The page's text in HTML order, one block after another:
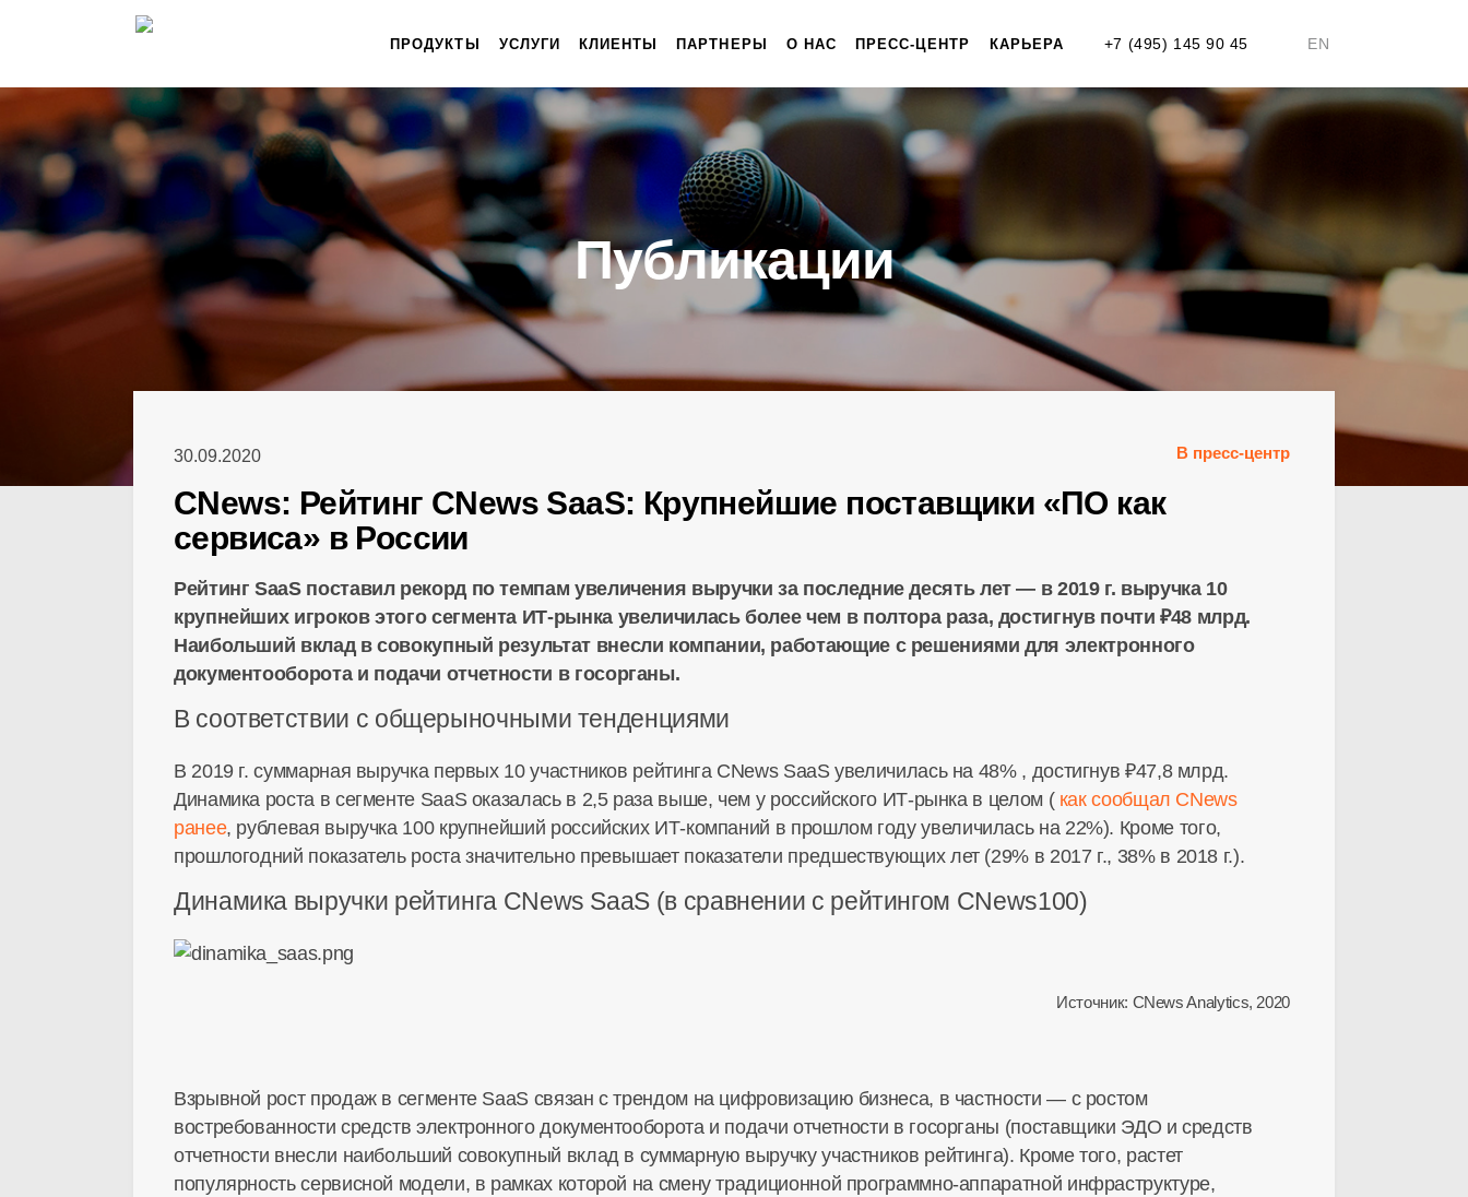
+7 (495) 145 90 45 EN
ПРОДУКТЫ УСЛУГИ КЛИЕНТЫ ПАРТНЕРЫ О НАС ПРЕСС-ЦЕНТР КАРЬЕРА
Публикации
В пресс-центр
30.09.2020
CNews: Рейтинг CNews SaaS: Крупнейшие поставщики «ПО как
сервиса» в России
Рейтинг SaaS поставил рекорд по темпам увеличения выручки за последние десять лет — в 2019 г. выручка 10
крупнейших игроков этого сегмента ИТ-рынкаувеличилась более чем в полтора раза, достигнув почти ₽48 млрд.
Наибольший вклад в совокупный результат внесли компании, работающие с решениями для электронного
документооборота и подачи отчетности в госорганы.
В соответствии с общерыночными тенденциями
В 2019 г. суммарная выручка первых 10 участников рейтинга CNews SaaS увеличилась на 48% , достигнув ₽47,8 млрд.
Динамика роста в сегменте SaaS оказалась в 2,5 раза выше, чем у российского ИТ-рынка в целом ( как сообщал CNews
ранее, рублевая выручка 100 крупнейший российских ИТ-компаний в прошлом году увеличилась на 22%). Кроме того,
прошлогодний показатель роста значительно превышает показатели предшествующих лет (29% в 2017 г., 38% в 2018 г.).
Динамика выручки рейтинга CNews SaaS (в сравнении с рейтингом CNews100)
Источник: CNews Analytics, 2020
Взрывной рост продаж в сегменте SaaS связан с трендом на цифровизацию бизнеса, в частности — с ростом
востребованности средств электронного документооборота и подачи отчетности в госорганы (поставщики ЭДО и средств
отчетности внесли наибольший совокупный вклад в суммарную выручку участников рейтинга). Кроме того, растет
популярность сервисной модели, в рамках которой на смену традиционной программно-аппаратной инфраструктуре,